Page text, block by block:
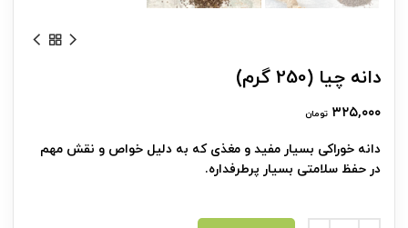
دانه چیا (250 گرم)
۳۲۵,۰۰۰ تومان
دانه خوراکی بسیار مفید و مغذی که به دلیل خواص و نقش مهم
در حفظ سلامتی بسیار پرطرفداره.